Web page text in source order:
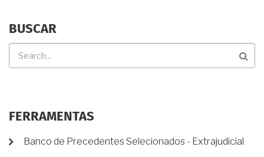
BUSCAR
FERRAMENTAS
Banco de Precedentes Selecionados - Extrajudicial